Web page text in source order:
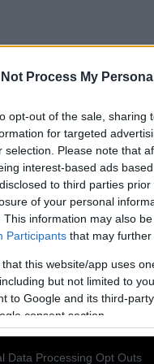
Not Process My
opt-out of the sale,
for targeted
selection. Please note that
interest-based ads
to third parties
of your personal
This information may also
Participants that may
that this website/app uses
but not limited to
to Google and its third-
consent section.
Data Processing Opt Outs
γίγαντας του
έναν θρυλικό ρόλο
ο Ρόμπερτ Ντιβάλ δεν
πίσω από την πιο